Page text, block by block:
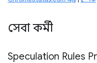
সেবা কর্মী
Speculation Rules